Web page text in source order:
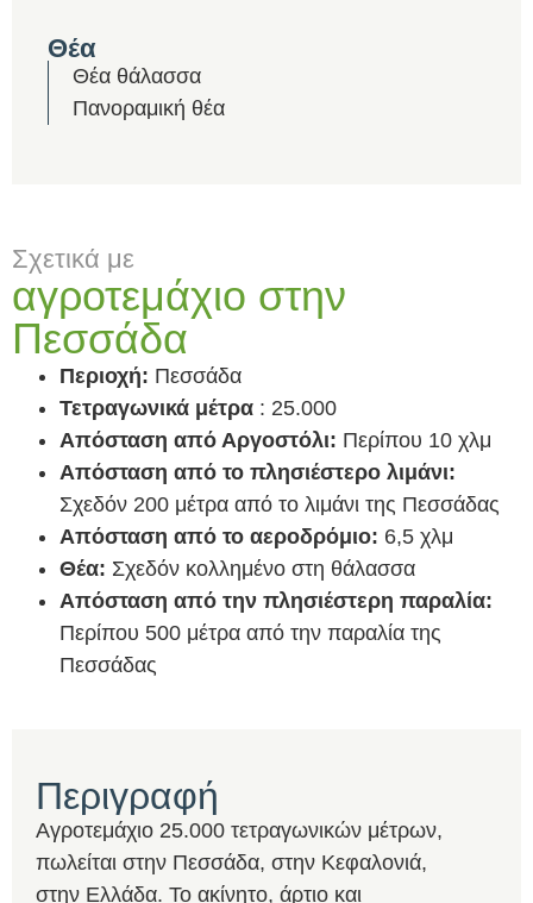
Θέα
Θέα θάλασσα
Πανοραμική θέα
Σχετικά με
αγροτεμάχιο στην
Πεσσάδα
Περιοχή: Πεσσάδα
Τετραγωνικά μέτρα : 25.000
Απόσταση από Αργοστόλι: Περίπου 10 χλμ
Απόσταση από το πλησιέστερο λιμάνι:
Σχεδόν 200 μέτρα από το λιμάνι της Πεσσάδας
Απόσταση από το αεροδρόμιο: 6,5 χλμ
Θέα: Σχεδόν κολλημένο στη θάλασσα
Απόσταση από την πλησιέστερη παραλία:
Περίπου 500 μέτρα από την παραλία της
Πεσσάδας
Περιγραφή
Αγροτεμάχιο 25.000 τετραγωνικών μέτρων,
πωλείται στην Πεσσάδα, στην Κεφαλονιά,
στην Ελλάδα. Το ακίνητο, άρτιο και